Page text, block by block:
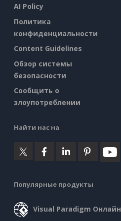
AI Policy
Политика
конфиденциальности
Content Guidelines
Обзор системы
безопасности
Сообщить о
злоупотреблении
Найти нас на
Популярные продукты
Visual Paradigm Онлайн